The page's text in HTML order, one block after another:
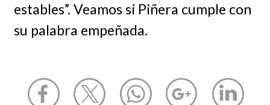
estables”. Veamos si Piñera cumple con
su palabra empeñada.